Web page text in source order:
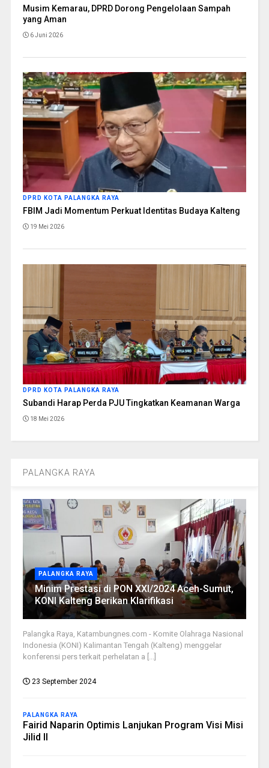
Musim Kemarau, DPRD Dorong Pengelolaan Sampah
yang Aman
6 Juni 2026
DPRD KOTA PALANGKA RAYA
FBIM Jadi Momentum Perkuat Identitas Budaya Kalteng
19 Mei 2026
DPRD KOTA PALANGKA RAYA
Subandi Harap Perda PJU Tingkatkan Keamanan Warga
18 Mei 2026
PALANGKA RAYA
PALANGKA RAYA
Minim Prestasi di PON XXI/2024 Aceh-Sumut,
KONI Kalteng Berikan Klarifikasi
Palangka Raya, Katambungnes.com - Komite Olahraga Nasional
Indonesia (KONI) Kalimantan Tengah (Kalteng) menggelar
konferensi pers terkait perhelatan a [...]
23 September 2024
PALANGKA RAYA
Fairid Naparin Optimis Lanjukan Program Visi Misi
Jilid II